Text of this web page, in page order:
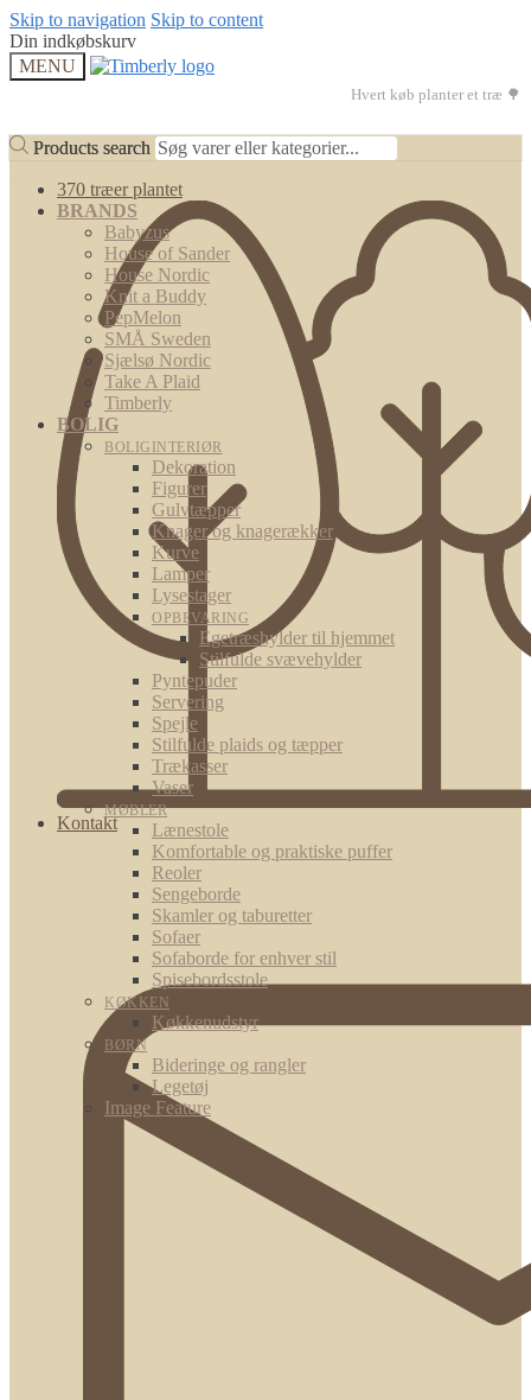
Skip to navigation Skip to content
Din indkøbskurv
MENU
Hvert køb planter et træ 🌳
Products search
370 træer plantet
Kontakt
Products search
BRANDS
Babyzus
House of Sander
House Nordic
Knit a Buddy
PepMelon
SMÅ Sweden
Sjælsø Nordic
Take A Plaid
Timberly
BOLIG
BOLIGINTERIØR
Dekoration
Figurer
Gulvtæpper
Knager og knagerækker
Kurve
Lamper
Lysestager
OPBEVARING
Egetræshylder til hjemmet
Stilfulde svævehylder
Pyntepuder
Servering
Spejle
Stilfulde plaids og tæpper
Trækasser
Vaser
MØBLER
Lænestole
Komfortable og praktiske puffer
Reoler
Sengeborde
Skamler og taburetter
Sofaer
Sofaborde for enhver stil
Spisebordsstole
KØKKEN
Køkkenudstyr
BØRN
Bideringe og rangler
Legetøj
Image Feature